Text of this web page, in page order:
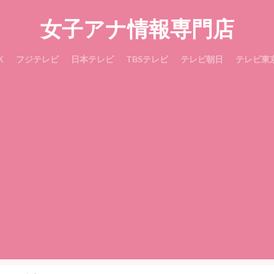
女子アナ情報専門店
フジテレビ 日本テレビ TBSテレビ テレビ朝日 テレビ東